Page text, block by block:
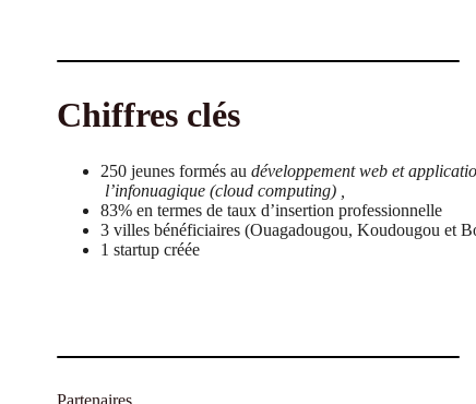
Chiffres clés
250 jeunes formés au développement web et
l’infonuagique (cloud computing) ,
83% en termes de taux d’insertion professionnelle
3 villes bénéficiaires (Ouagadougou, Koudougou et
1 startup créée
Partenaires